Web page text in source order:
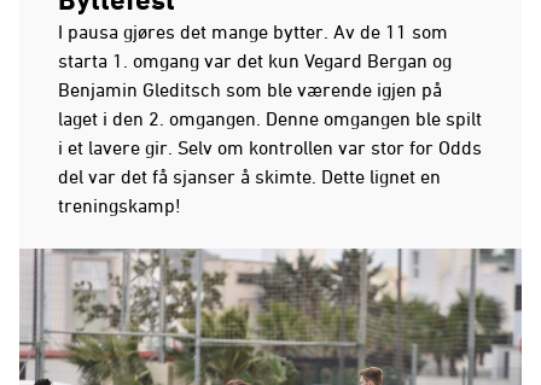
I pausa gjøres det mange bytter. Av de 11 som
starta 1. omgang var det kun Vegard Bergan og
Benjamin Gleditsch som ble værende igjen på
laget i den 2. omgangen. Denne omgangen ble spilt
i et lavere gir. Selv om kontrollen var stor for Odds
del var det få sjanser å skimte. Dette lignet en
treningskamp!